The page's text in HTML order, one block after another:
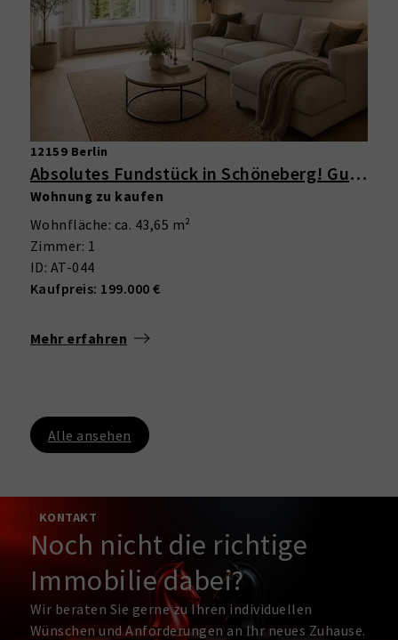
12159 Berlin
Absolutes Fundstück in Schöneberg! Gut geschnittene 1-Zimmer-Wohnung mit Erker im schönen Altbau
Wohnung zu kaufen
Wohnfläche: ca. 43,65 m²
Zimmer: 1
ID: AT-044
Kaufpreis: 199.000 €
Mehr erfahren
Alle ansehen
KONTAKT
Noch nicht die richtige
Immobilie dabei?
Wir beraten Sie gerne zu Ihren individuellen
Wünschen und Anforderungen an Ihr neues Zuhause.